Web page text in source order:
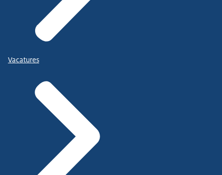
Vacatures